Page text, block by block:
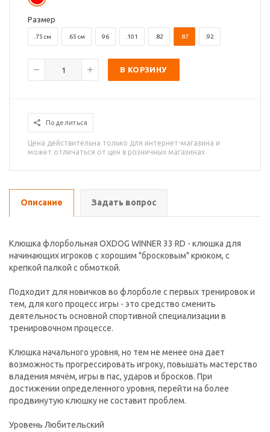
Размер
.75 см .65 см 96 .101 .82 .87 .92
В КОРЗИНУ
Поделиться
Цена действительна только для интернет-магазина и
может отличаться от цен в розничных магазинах
Описание Задать вопрос
Клюшка флорбольная OXDOG WINNER 33 RD - клюшка для
начинающих игроков с хорошим "бросковым" крюком, с
крепкой палкой с обмоткой.
Подходит для новичков во флорболе с первых тренировок и
тем, для кого процесс игры - это средство сменить
деятельность основной спортивной специализации в
тренировочном процессе.
Клюшка начального уровня, но тем не менее она дает
возможность прогрессировать игроку, повышать мастерство
владения мячём, игры в пас, ударов и бросков. При
достижении определенного уровня, перейти на более
продвинутую клюшку не составит проблем.
Уровень Любительский